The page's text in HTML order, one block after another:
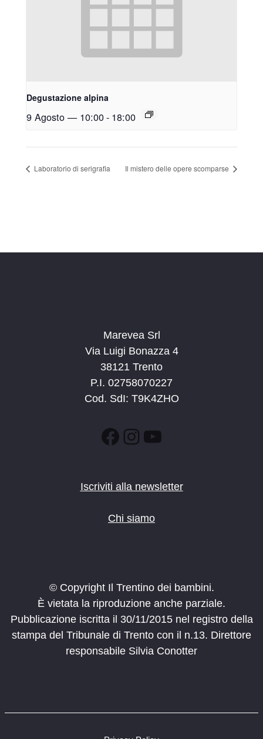
Degustazione alpina
9 Agosto — 10:00- 18:00
Laboratorio di serigrafia Il mistero delle opere scomparse
Marevea Srl
Via Luigi Bonazza 4
38121 Trento
P.I. 02758070227
Cod. SdI: T9K4ZHO
Facebook
Instagram
YouTube
Iscriviti alla newsletter
Chi siamo
© Copyright Il Trentino dei bambini.
È vietata la riproduzione anche parziale.
Pubblicazione iscritta il 30/11/2015 nel registro della
stampa del Tribunale di Trento con il n.13. Direttore
responsabile Silvia Conotter